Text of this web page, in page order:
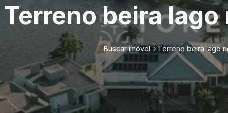
Terreno beira lago
Buscar imóvel Terreno beira lago